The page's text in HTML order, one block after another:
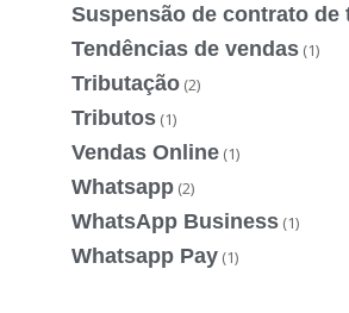
Suspensão de contrato de
Tendências de vendas (1)
Tributação (2)
Tributos (1)
Vendas Online (1)
Whatsapp (2)
WhatsApp Business (1)
Whatsapp Pay (1)